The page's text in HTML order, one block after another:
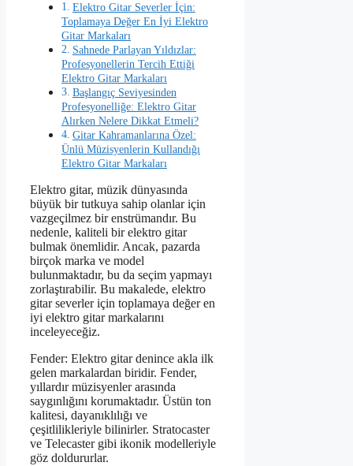
Elektro Gitar Severler İçin:
Toplamaya Değer En İyi Elektro
Gitar Markaları
Sahnede Parlayan Yıldızlar:
Profesyonellerin Tercih Ettiği
Elektro Gitar Markaları
Başlangıç Seviyesinden
Profesyonelliğe: Elektro Gitar
Alırken Nelere Dikkat Etmeli?
Gitar Kahramanlarına Özel:
Ünlü Müzisyenlerin Kullandığı
Elektro Gitar Markaları
Elektro gitar, müzik dünyasında
büyük bir tutkuya sahip olanlar için
vazgeçilmez bir enstrümandır. Bu
nedenle, kaliteli bir elektro gitar
bulmak önemlidir. Ancak, pazarda
birçok marka ve model
bulunmaktadır, bu da seçim yapmayı
zorlaştırabilir. Bu makalede, elektro
gitar severler için toplamaya değer en
iyi elektro gitar markalarını
inceleyeceğiz.
Fender: Elektro gitar denince akla ilk
gelen markalardan biridir. Fender,
yıllardır müzisyenler arasında
saygınlığını korumaktadır. Üstün ton
kalitesi, dayanıklılığı ve
çeşitlilikleriyle bilinirler. Stratocaster
ve Telecaster gibi ikonik modelleriyle
göz doldururlar.